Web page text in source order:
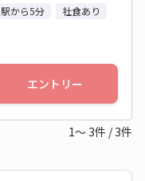
駅から5分
社食あり
エントリー
1～ 3件 / 3件